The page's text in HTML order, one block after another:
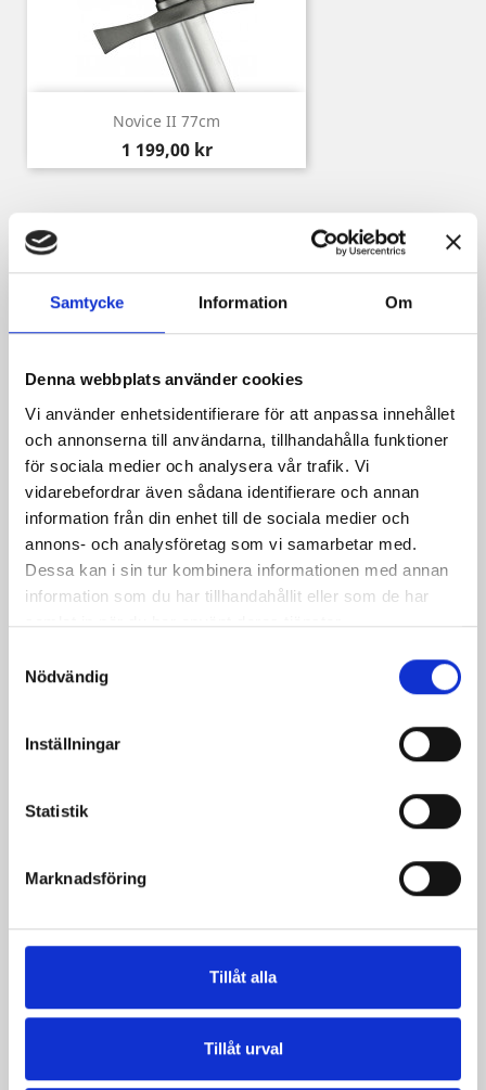
Samtycke Information Om
Denna webbplats använder cookies
Vi använder enhetsidentifierare för att anpassa innehållet
och annonserna till användarna, tillhandahålla funktioner
för sociala medier och analysera vår trafik. Vi
vidarebefordrar även sådana identifierare och annan
information från din enhet till de sociala medier och
annons- och analysföretag som vi samarbetar med.
Dessa kan i sin tur kombinera informationen med annan
information som du har tillhandahållit eller som de har
samlat in när du har använt deras tjänster.
Nödvändig
Inställningar
Statistik
Marknadsföring
Tillåt alla
Tillåt urval
Novice II 77cm
Pris
1 199,00 kr
Kunder som köpt denna produkt köpte
också:
Armlindor Hamond Ylle
Pris
199,00 kr
Spänne Tora, Antik Silver